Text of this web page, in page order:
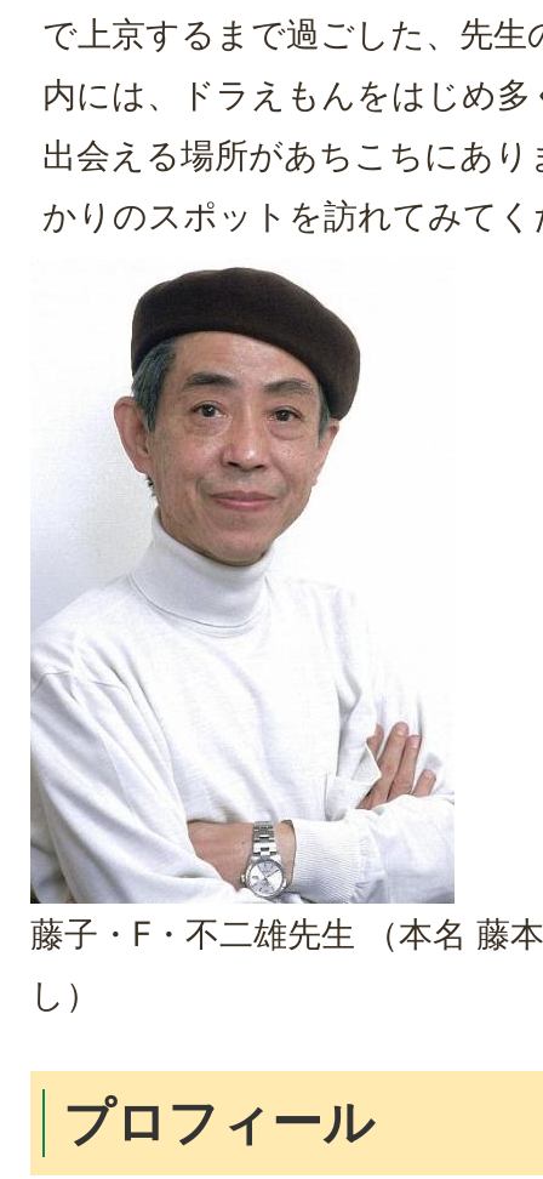
で上京するまで過ごした、先
内には、ドラえもんをはじめ
出会える場所があちこちにあ
かりのスポットを訪れてみて
藤子・F・不二雄先生 （本名 藤
し）
プロフィール